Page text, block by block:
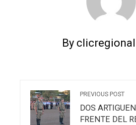
By
PREVIOUS POST
DOS
FRENTE DEL